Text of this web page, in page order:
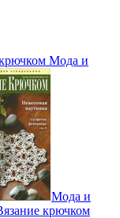
Мода и
Мода и
крючком